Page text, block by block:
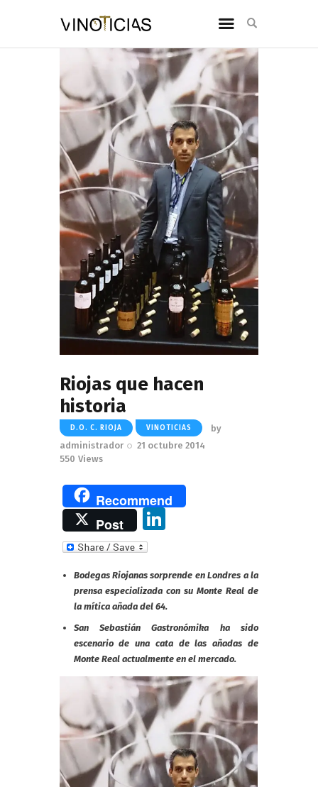
Riojas que hacen
historia
D.O. C. RIOJA VINOTICIAS
by
administrador
21 octubre 2014
550 Views
Recommend
Post
e
dI
n
Bodegas Riojanas sorprende en Londres a la
prensa especializada con su Monte Real de
la mítica añada del 64.
San Sebastián Gastronómika ha sido
escenario de una cata de las añadas de
Monte Real actualmente en el mercado.